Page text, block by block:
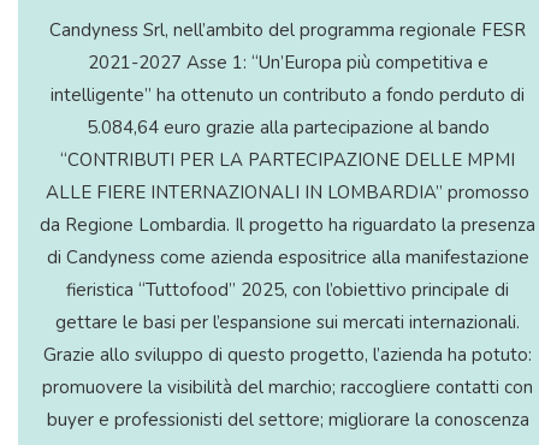
Candyness Srl, nell’ambito del programma regionale FESR
2021-2027 Asse 1: “Un’Europa più competitiva e
intelligente” ha ottenuto un contributo a fondo perduto di
5.084,64 euro grazie alla partecipazione al bando
“CONTRIBUTI PER LA PARTECIPAZIONE DELLE MPMI
ALLE FIERE INTERNAZIONALI IN LOMBARDIA” promosso
da Regione Lombardia. Il progetto ha riguardato la presenza
di Candyness come azienda espositrice alla manifestazione
fieristica “Tuttofood” 2025, con l’obiettivo principale di
gettare le basi per l’espansione sui mercati internazionali.
Grazie allo sviluppo di questo progetto, l’azienda ha potuto:
promuovere la visibilità del marchio; raccogliere contatti con
buyer e professionisti del settore; migliorare la conoscenza